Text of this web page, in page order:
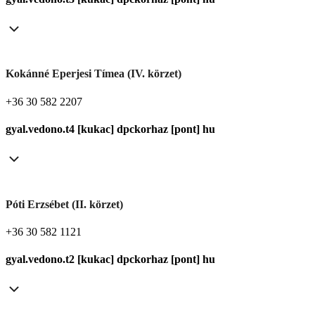
Kokánné Eperjesi Tímea (IV. körzet)
+36 30 582 2207
gyal.vedono.t4 [kukac] dpckorhaz [pont] hu
Póti Erzsébet (II. körzet)
+36 30 582 1121
gyal.vedono.t2 [kukac] dpckorhaz [pont] hu